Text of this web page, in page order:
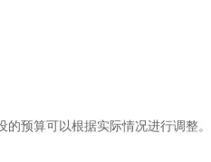
预算可以根据实际情况进行调整。